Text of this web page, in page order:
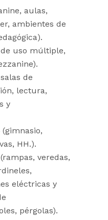
aulas,
ambientes de
de uso múltiple,
de
lectura,
y
(gimnasio,
HH.).
(rampas, veredas,
eléctricas y
pérgolas).